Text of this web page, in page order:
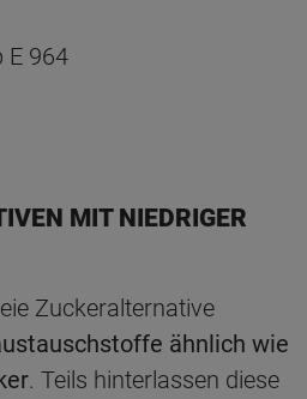
E 964
MIT NIEDRIGER
Zuckeralternative
ähnlich wie
. Teils hinterlassen diese